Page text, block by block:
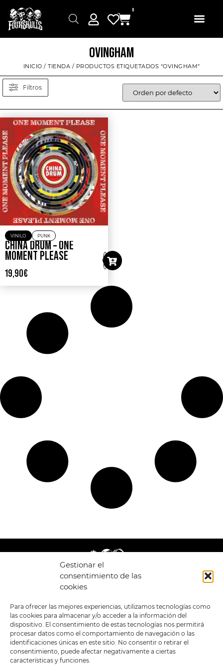
Gestionar el
consentimiento de las
cookies
Para ofrecer las mejores experiencias, utilizamos tecnologías como
las cookies para almacenar y/o acceder a la información del
dispositivo. El consentimiento de estas tecnologías nos permitirá
procesar datos como el comportamiento de navegación o las
identificaciones únicas en este sitio. No consentir o retirar el
consentimiento, puede afectar negativamente a ciertas
características y funciones.
0
OVINGHAM
INICIO / TIENDA / PRODUCTOS ETIQUETADOS “OVINGHAM”
Filtros
VINILO PUNK
CHINA DRUM – ONE
MOMENT PLEASE
19,90€
LEGAL
POLÍTICA DE
PRIVACIDAD
TÉRMINOS Y
CONDICIONES
GENERALES DE LA
POLÍTICA DE COOKIES
ENLACES
TIENDA
ESTILOS
FORMATOS
PREVENTAS
OFERTAS
MERCHANDISING